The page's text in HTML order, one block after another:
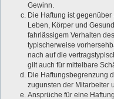
Gewinn.
Die Haftung ist
Leben, Körper und
fahrlässigem Verhalten
typischerweise
nach auf die
gilt auch für mittelbare
Die Haftungsbegrenzung
zugunsten der Mitarbeiter
Ansprüche für eine